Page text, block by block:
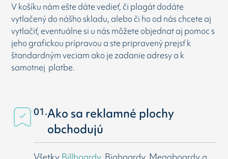
V košíku nám ešte dáte vedieť, či plagát dodáte
vytlačený do nášho skladu, alebo či ho od nás chcete aj
vytlačiť, eventuálne si u nás môžete objednat aj pomoc s
jeho grafickou prípravou a ste pripravený prejsť k
štandardným veciam ako je zadanie adresy a k
samotnej platbe.
01.Ako sa reklamné plochy
obchodujú